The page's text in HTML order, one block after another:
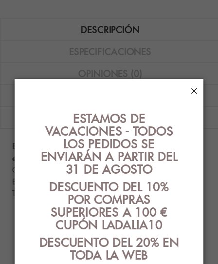
DESCRIPCIÓN
ESPECIFICACIONES
OPINIONES (0)
ENVÍOS
Bañador Dolores Cortés WIN 26 de Control con
espalda escotada en color negro.
Composición: Tejido exterior: 95% Poliamida - 5%
Elastano; Forro: 100% Poliamida.
Tallas disponibles: 90B - 95B y 100B.
PRODUCTOS
RELACIONADOS
ESTAMOS DE
VACACIONES - TODOS
LOS PEDIDOS SE
ENVIARÁN A PARTIR DEL
31 DE AGOSTO
DESCUENTO DEL 10%
POR COMPRAS
SUPERIORES A 100 €
CUPÓN LADALIA10
DESCUENTO DEL 20% EN
TODA LA WEB
×